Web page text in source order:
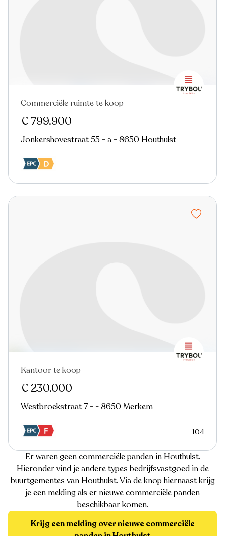
In optie
Commerciële ruimte te koop
€ 799.900
Jonkershovestraat 55 - a - 8650 Houthulst
Kantoor te koop
€ 230.000
Westbroekstraat 7 - - 8650 Merkem
104
Er waren geen commerciële panden in Houthulst.
Hieronder vind je andere types bedrijfsvastgoed in de
buurtgementes van Houthulst. Via de knop hiernaast krijg
je een melding als er nieuwe commerciële panden
beschikbaar komen.
Krijg een melding over nieuwe commerciële